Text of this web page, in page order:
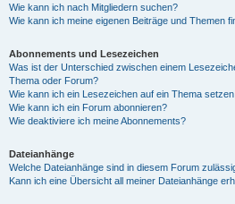
Wie kann ich nach Mitgliedern suchen?
Wie kann ich meine eigenen Beiträge und Themen
Abonnements und Lesezeichen
Was ist der Unterschied zwischen einem
Thema oder Forum?
Wie kann ich ein Lesezeichen auf ein Thema
Wie kann ich ein Forum abonnieren?
Wie deaktiviere ich meine Abonnements?
Dateianhänge
Welche Dateianhänge sind in diesem Forum
Kann ich eine Übersicht all meiner Dateianhänge